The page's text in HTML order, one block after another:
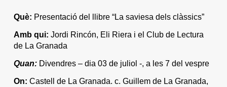
Què: Presentació del llibre “La saviesa dels clàssics”
Amb qui: Jordi Rincón, Eli Riera i el Club de Lectura
de La Granada
Quan: Divendres – dia 03 de juliol -, a les 7 del vespre
On: Castell de La Granada. c. Guillem de La Granada,